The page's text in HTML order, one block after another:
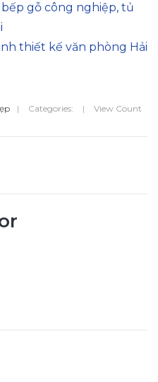
gỗ công nghiệp, tủ
thiết kế văn phòng Hải
| Categories: |
View Count